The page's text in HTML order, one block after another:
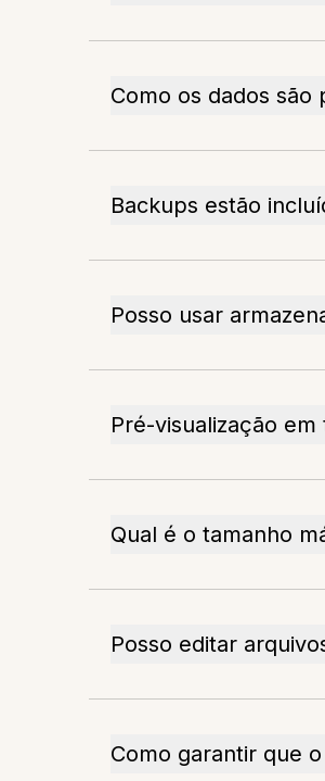
Como os dados são
Backups estão
Posso usar
Pré-visualização
Qual é o tamanho
Posso editar
Como garantir que